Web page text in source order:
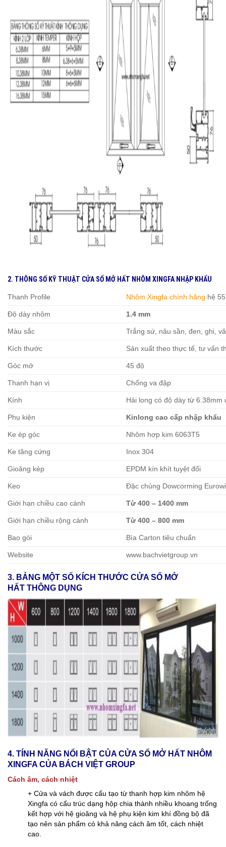
2. THÔNG SỐ KỸ THUẬT CỬA SỔ MỞ HẤT NHÔM XINGFA NHẬP KHẨU
Thanh Profile Nhôm Xingfa chính hãng hệ
Độ dày nhôm 1.4 mm
Màu sắc Trắng sứ, nâu sần, đen, ghi,
Kích thước Sản xuất theo thực tế, tư vấn
Góc mở 45 độ
Thanh hạn vị Chống va đập
Kính Hải long có độ dày từ 6.38mm
Phụ kiện Kinlong cao cấp nhập khẩu
Ke ép góc Nhôm hợp kim 6063T5
Ke tăng cứng Inox 304
Gioăng kép EPDM kín khít tuyệt đối
Keo Đặc chủng Dowcorming
Giới hạn chiều cao cánh Từ 400 – 1400 mm
Giới hạn chiều rộng cánh Từ 400 – 800 mm
Bao gói Bìa Carton tiêu chuẩn
Website www.bachvietgroup.vn
3. BẢNG MỘT SỐ KÍCH THƯỚC CỬA SỔ MỞ
HẤT THÔNG DỤNG
4. TÍNH NĂNG NỔI BẬT CỦA CỬA SỔ MỞ HẤT NHÔM
XINGFA CỦA BÁCH VIỆT GROUP
Cách âm, cách nhiệt
+ Cửa và vách được cấu tạo từ thanh hợp kim nhôm hệ
Xingfa có cấu trúc dạng hộp chia thành nhiều khoang trống
kết hợp với hệ gioăng và hệ phụ kiện kim khí đồng bộ đã
tạo nên sản phẩm có khả năng cách âm tốt, cách nhiệt
cao.